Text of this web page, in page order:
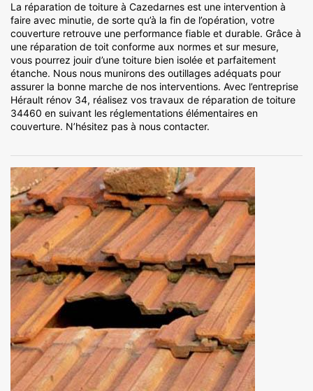
La réparation de toiture à Cazedarnes est une intervention à
faire avec minutie, de sorte qu’à la fin de l’opération, votre
couverture retrouve une performance fiable et durable. Grâce à
une réparation de toit conforme aux normes et sur mesure,
vous pourrez jouir d’une toiture bien isolée et parfaitement
étanche. Nous nous munirons des outillages adéquats pour
assurer la bonne marche de nos interventions. Avec l’entreprise
Hérault rénov 34, réalisez vos travaux de réparation de toiture
34460 en suivant les réglementations élémentaires en
couverture. N’hésitez pas à nous contacter.